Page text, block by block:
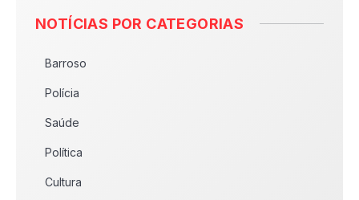
NOTÍCIAS POR CATEGORIAS
Barroso
Polícia
Saúde
Política
Cultura